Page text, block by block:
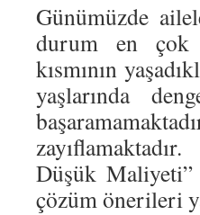
Günümüzde
durum en çok
kısmının
yaşlarında
Düşük Maliyeti”
çözüm önerileri